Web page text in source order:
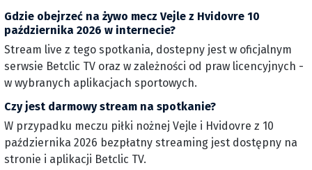
Gdzie obejrzeć na żywo mecz Vejle z Hvidovre 10
października 2026 w internecie?
Stream live z tego spotkania, dostepny jest w oficjalnym
serwsie Betclic TV oraz w zależności od praw licencyjnych -
w wybranych aplikacjach sportowych.
Czy jest darmowy stream na spotkanie?
W przypadku meczu piłki nożnej Vejle i Hvidovre z 10
października 2026 bezpłatny streaming jest dostępny na
stronie i aplikacji Betclic TV.